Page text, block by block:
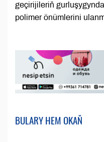
geçirijileriň
polimer önümlerini
BULARY HEM OKAŇ